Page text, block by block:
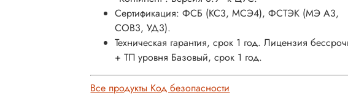
Сертификация: ФСБ (КС3, МСЭ4), ФСТЭК (МЭ А3,
СОВ3, УД3).
Техническая гарантия, срок 1 год. Лицензия
+ ТП уровня Базовый, срок 1 год.
Все продукты Код безопасности